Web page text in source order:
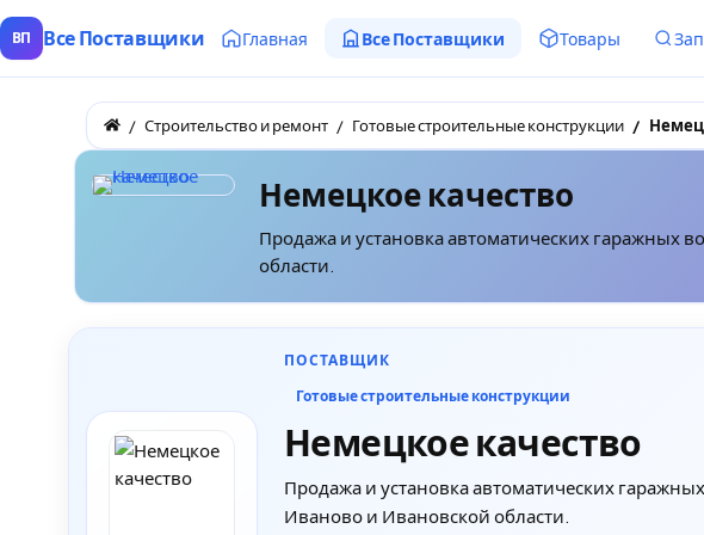
ВП Все Поставщики Главная Все Поставщики Товары
Строительство и ремонт Готовые строительные конструкции
Немецкое качество
Продажа и установка автоматических гаражных
области.
ПОСТАВЩИК
Готовые строительные конструкции
Немецкое качество
Продажа и установка автоматических
Иваново и Ивановской области.